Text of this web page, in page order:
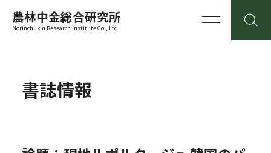
農林中金総合研究所
Norinchukin Research Institute Co., Ltd.
書誌情報